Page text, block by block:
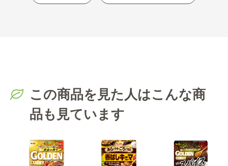
この商品を見た人はこんな商
品も見ています